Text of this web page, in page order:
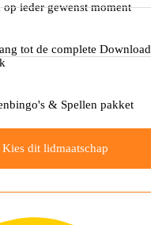
ieder gewenst moment
tot de complete Download
& Spellen pakket
Kies dit lidmaatschap